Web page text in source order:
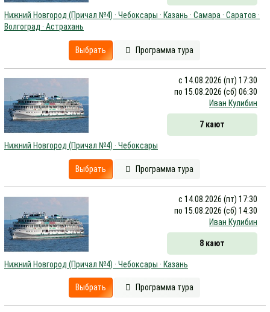
Нижний Новгород (Причал №4) · Чебоксары · Казань · Самара · Саратов ·
Волгоград · Астрахань
Выбрать Программа тура
с 14.08.2026 (пт) 17:30
по 15.08.2026 (сб) 06:30
Иван Кулибин
7 кают
Нижний Новгород (Причал №4) · Чебоксары
Выбрать Программа тура
с 14.08.2026 (пт) 17:30
по 15.08.2026 (сб) 14:30
Иван Кулибин
8 кают
Нижний Новгород (Причал №4) · Чебоксары · Казань
Выбрать Программа тура